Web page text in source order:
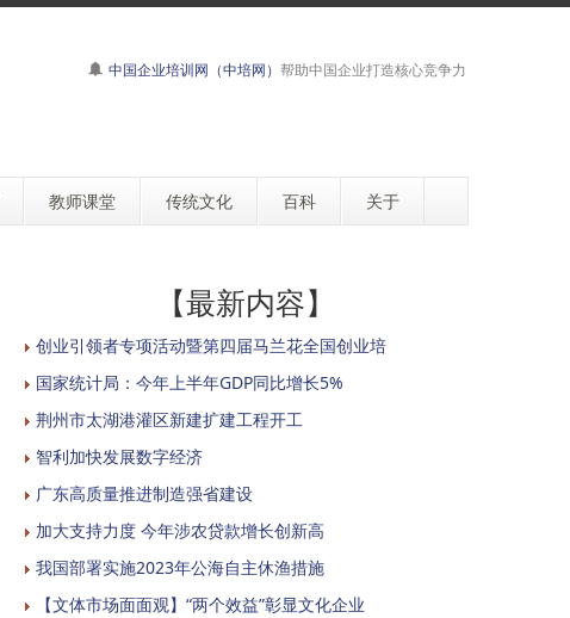
中国企业培训网（中培网） 帮助中国企业打造核心竞争力
教师课堂 传统文化 百科 关于
【最新内容】
创业引领者专项活动暨第四届马兰花全国创业培
国家统计局：今年上半年GDP同比增长5%
荆州市太湖港灌区新建扩建工程开工
智利加快发展数字经济
广东高质量推进制造强省建设
加大支持力度 今年涉农贷款增长创新高
我国部署实施2023年公海自主休渔措施
【文体市场面面观】“两个效益”彰显文化企业